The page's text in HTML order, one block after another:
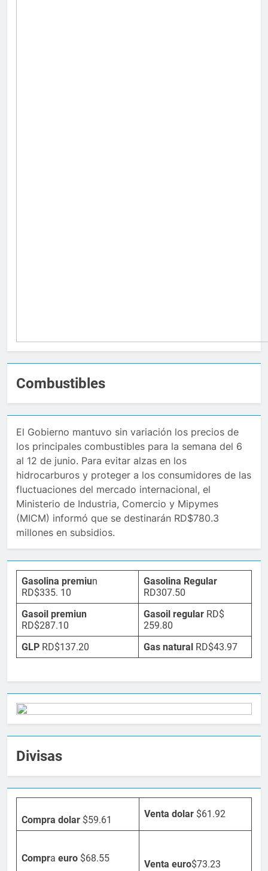
Combustibles
El Gobierno mantuvo sin variación los precios de
los principales combustibles para la semana del 6
al 12 de junio. Para evitar alzas en los
hidrocarburos y proteger a los consumidores de las
fluctuaciones del mercado internacional, el
Ministerio de Industria, Comercio y Mipymes
(MICM) informó que se destinarán RD$780.3
millones en subsidios.
Gasolina premiun
RD$335. 10
Gasolina Regular
RD307.50
Gasoil premiun
RD$287.10
Gasoil regular RD$
259.80
GLP RD$137.20 Gas natural RD$43.97
Divisas
Compra dolar $59.61
Venta dolar $61.92
Compra euro $68.55
Venta euro$73.23